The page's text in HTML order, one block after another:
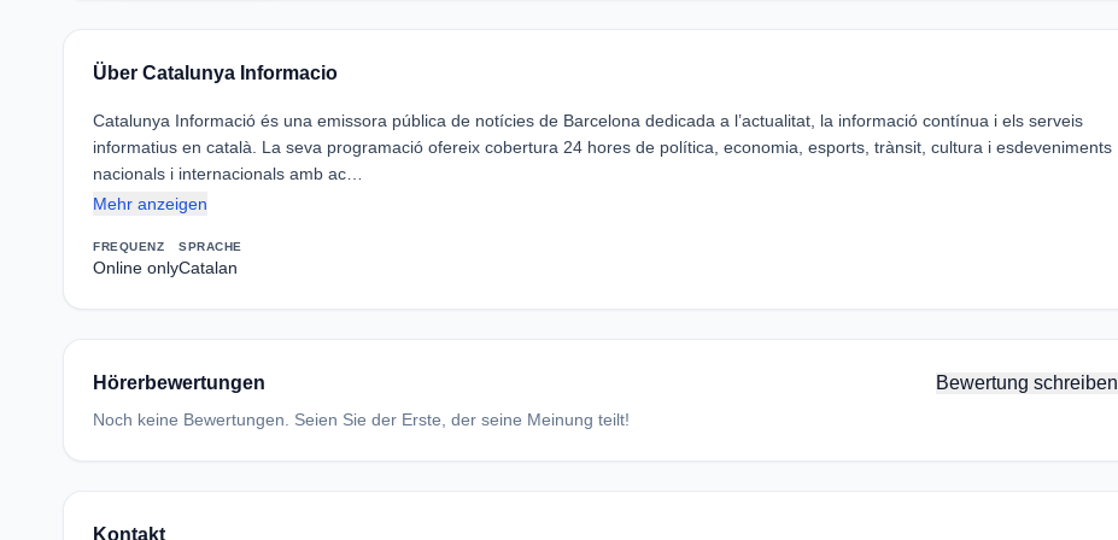
Über Catalunya Informacio
Catalunya Informació és una emissora pública de notícies de Barcelona dedicada a l’actualitat, la informació contínua i els serveis
informatius en català. La seva programació ofereix cobertura 24 hores de política, economia, esports, trànsit, cultura i esdeveniments
nacionals i internacionals amb ac…
Mehr anzeigen
FREQUENZ
Online only
SPRACHE
Catalan
Hörerbewertungen Bewertung schreiben
Noch keine Bewertungen. Seien Sie der Erste, der seine Meinung teilt!
Kontakt